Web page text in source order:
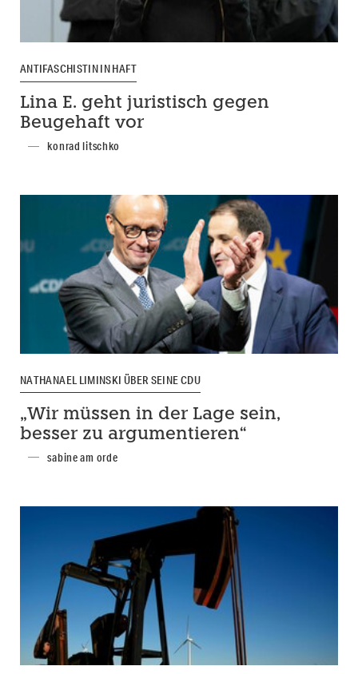
ANTIFASCHISTIN IN HAFT
Lina E. geht juristisch gegen
Beugehaft vor
konrad litschko
NATHANAEL LIMINSKI ÜBER SEINE CDU
„Wir müssen in der Lage sein,
besser zu argumentieren“
sabine am orde